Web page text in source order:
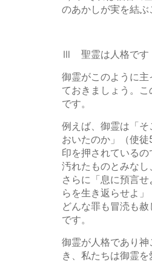
のあかしが実を結ぶ
Ⅲ 聖霊は人格です
御霊がこのように
ておきましょう。
です。
例えば、御霊は「
おいたのか」（使
印を押されている
汚れたものとみな
さらに「息に預言
らを生き返らせよ
どんな罪も冒涜も
です。
御霊が人格であり
き、私たちは御霊